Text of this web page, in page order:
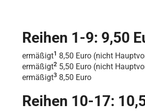
Reihen 1-9: 9,50
ermäßigt1 8,50 Euro (nicht
ermäßigt2 5,50 Euro (nicht
ermäßigt3 8,50 Euro
Reihen 10-17: